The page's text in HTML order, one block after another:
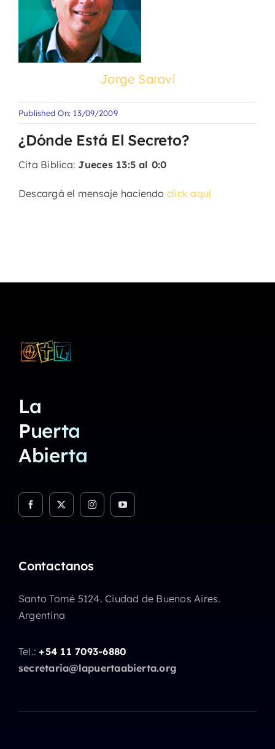
Jorge Saraví
Published On: 13/09/2009
¿Dónde Está El Secreto?
Cita Bíblica: Jueces 13:5 al 0:0
Descargá el mensaje haciendo click aquí
La
Puerta
Abierta
Contactanos
Santo Tomé 5124. Ciudad de Buenos Aires.
Argentina
Tel.:+54 11 7093-6880
secretaria@lapuertaabierta.org